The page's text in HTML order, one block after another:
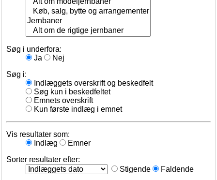
Søg i underfora:
Ja
Nej
Søg i:
Indlæggets overskrift og beskedfelt
Søg kun i beskedfeltet
Emnets overskrift
Kun første indlæg i emnet
Vis resultater som:
Indlæg
Emner
Sorter resultater efter:
Stigende
Faldende